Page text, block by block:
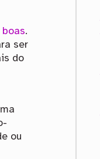
.
ser
do
ou